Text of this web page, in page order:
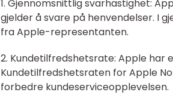
1. Gjennomsnittlig svarhastighet:
gjelder å svare på henvendelser. I
fra Apple-representanten.
2. Kundetilfredshetsrate: Apple har
Kundetilfredshetsraten for Apple
forbedre kundeserviceopplevelsen.